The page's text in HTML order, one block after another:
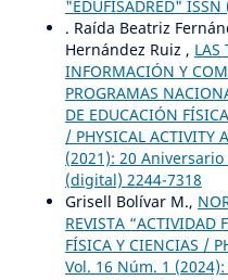
"EDUFISADRED"
. Raída Beatriz
Hernández Ruiz , LAS
INFORMACIÓN Y
PROGRAMAS
DE EDUCACIÓN FÍSICA
/ PHYSICAL ACTIVITY
(2021): 20 Aniversario
(digital) 2244-7318
Grisell Bolívar M.,
REVISTA “ACTIVIDAD
FÍSICA Y CIENCIAS /
Vol. 16 Núm. 1